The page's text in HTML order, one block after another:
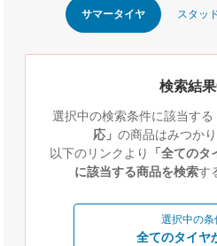
サマータイヤ スタッ
検索結
選択中の検索条件に該当する
応」 の商品はみつか
以下のリンクより
「全ての
に該当する商品を検索す
選択中の条
全てのタイヤ